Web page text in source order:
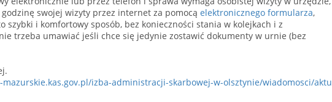
swojej wizyty przez internet za pomocą elektronicznego formularza,
szybki i komfortowy sposób, bez konieczności stania w kolejkach i z
trzeba umawiać jeśli chce się jedynie zostawić dokumenty w urnie (bez
izba-administracji-skarbowej-w-olsztynie/wiadomosci/aktu